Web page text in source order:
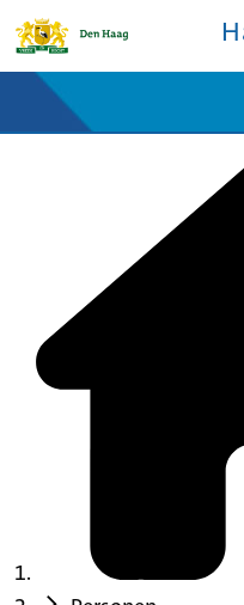
Bronnen en collecties